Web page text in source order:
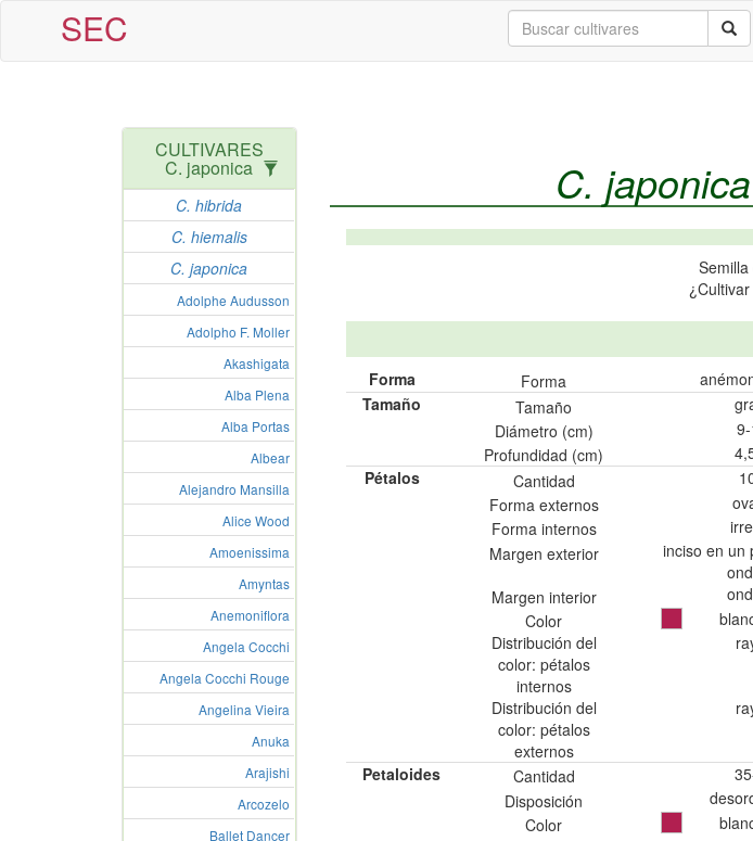
SEC
CULTIVARES
C. japonica
C. hibrida
C. hiemalis
C. japonica
Adolphe Audusson
Adolpho F. Moller
Akashigata
Alba Plena
Alba Portas
Albear
Alejandro Mansilla
Alice Wood
Amoenissima
Amyntas
Anemoniflora
Angela Cocchi
Angela Cocchi Rouge
Angelina Vieira
Anuka
Arajishi
Arcozelo
Ballet Dancer
C. japonica
Forma Forma
Tamaño
Tamaño
Diámetro (cm)
Profundidad (cm)
Pétalos
Cantidad
Forma externos
Forma internos
Margen exterior
inciso en un
Margen interior
Color
Distribución del
color: pétalos
internos
Distribución del
color: pétalos
externos
Petaloides Cantidad
Disposición
Color